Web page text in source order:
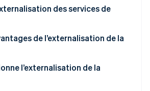
2026
des services de
de l’externalisation de la
l’externalisation de la